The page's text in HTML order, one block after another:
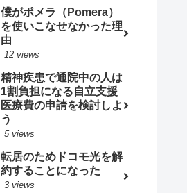
僕がポメラ（Pomera）
を使いこなせなかった理
由
12 views
精神疾患で通院中の人は
1割負担になる自立支援
医療費の申請を検討しよ
う
5 views
転居のためドコモ光を解
約することになった
3 views